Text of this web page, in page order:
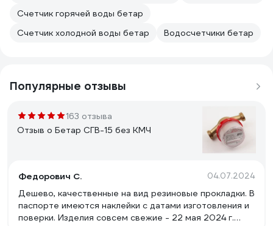
Счетчик горячей воды бетар
Счетчик холодной воды бетар
Водосчетчики бетар
Популярные отзывы
163 отзыва
Отзыв о Бетар СГВ-15 без КМЧ
Федорович С. 04.07.2024
Дешево, качественные на вид резиновые прокладки. В
паспорте имеются наклейки с датами изготовления и
поверки. Изделия совсем свежие - 22 мая 2024 г.